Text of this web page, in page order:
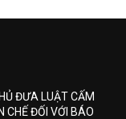
ĐƯA LUẬT CẤM
CHẾ ĐỐI VỚI BÁO